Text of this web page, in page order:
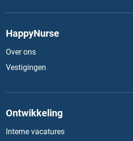
HappyNurse
Over ons
Vestigingen
Ontwikkeling
Interne vacatures